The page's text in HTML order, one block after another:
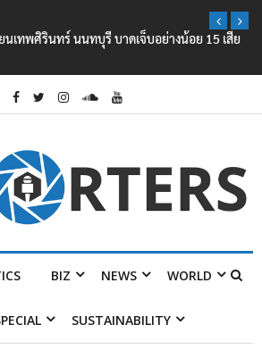
นเทพศิรินทร์ นนทบุรี บาดเจ็บอย่างน้อย 15 เสีย
BIZ NEWS WORLD
SUSTAINABILITY